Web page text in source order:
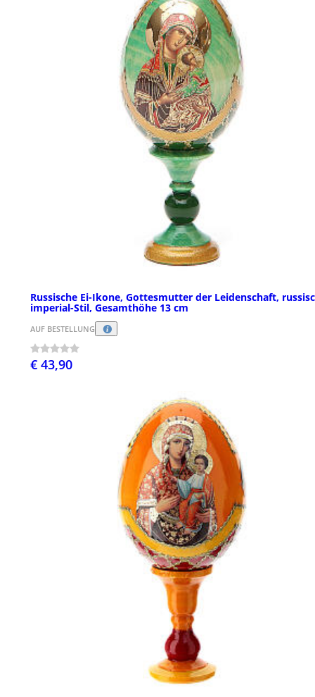
Russische Ei-Ikone, Gottesmutter der Leidenschaft,
imperial-Stil, Gesamthöhe 13 cm
AUF BESTELLUNG
€ 43,90